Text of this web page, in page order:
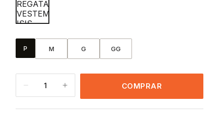
P M G GG
1 COMPRAR